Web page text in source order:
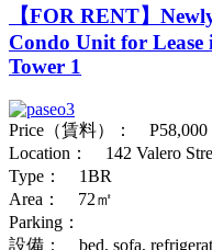
【FOR RENT】
Condo Unit for Lease
Tower 1
Price（賃料）： P58,000
Location： 142 Valero
Type： 1BR
Area： 72㎡
Parking：
設備： bed, sofa,